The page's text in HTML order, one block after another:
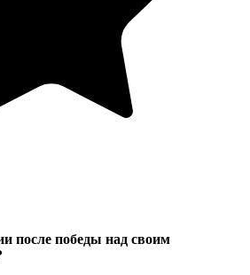
после победы над своим